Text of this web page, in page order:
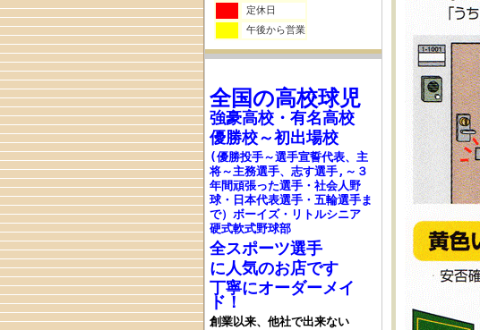
定休日
午後から営業
全国の高校球児
強豪高校・ 有名高校
優勝校～初出場校
(優勝投手～選手宣誓代表、主
将～主務選手、志す選手,～３
年間頑張った選手・社会人野
球・日本代表選手・五輪選手ま
で）ボーイズ・リトルシニア
硬式軟式野球部
全スポーツ選手
に人気のお店です
丁寧にオーダーメイ
ド！
創業以来、他社で出来ない